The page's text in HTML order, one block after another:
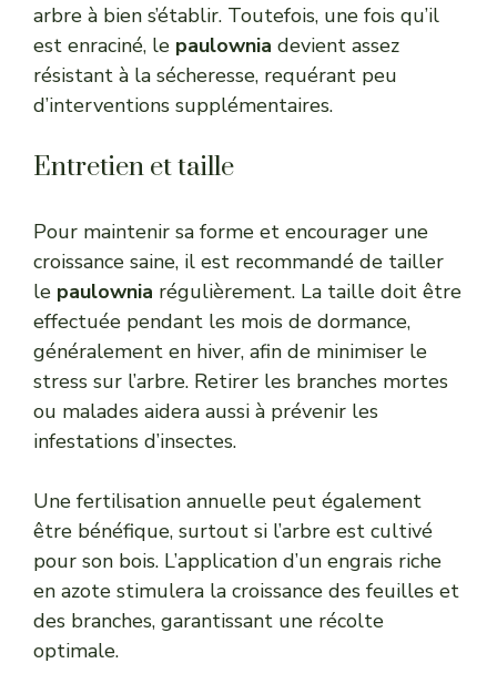
arbre à bien s’établir. Toutefois, une fois qu’il
est enraciné, le paulownia devient assez
résistant à la sécheresse, requérant peu
d’interventions supplémentaires.
Entretien et taille
Pour maintenir sa forme et encourager une
croissance saine, il est recommandé de tailler
le paulownia régulièrement. La taille doit être
effectuée pendant les mois de dormance,
généralement en hiver, afin de minimiser le
stress sur l’arbre. Retirer les branches mortes
ou malades aidera aussi à prévenir les
infestations d’insectes.
Une fertilisation annuelle peut également
être bénéfique, surtout si l’arbre est cultivé
pour son bois. L’application d’un engrais riche
en azote stimulera la croissance des feuilles et
des branches, garantissant une récolte
optimale.